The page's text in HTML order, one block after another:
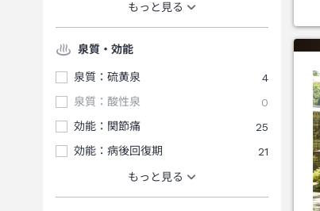
もっと見る
泉質・効能
泉質：硫黄泉
4
泉質：酸性泉
0
効能：関節痛
25
効能：病後回復期
21
もっと見る